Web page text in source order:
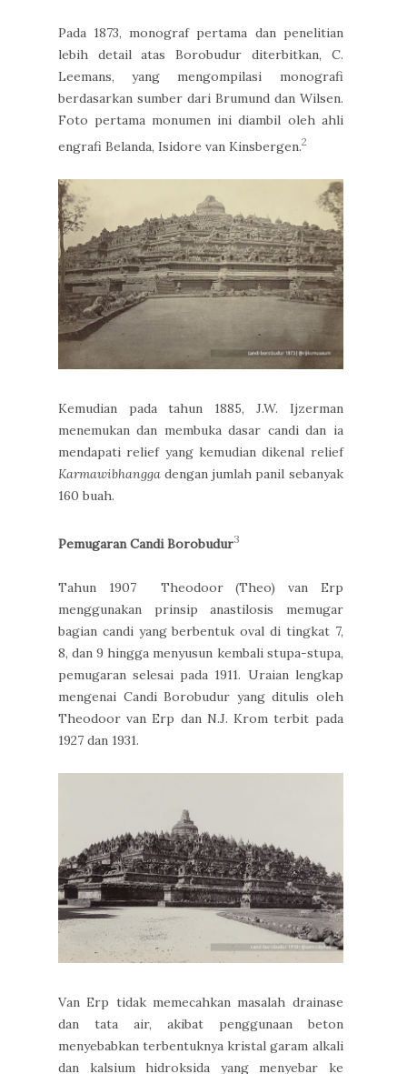
Pada 1873, monograf pertama dan penelitian
lebih detail atas Borobudur diterbitkan, C.
Leemans, yang mengompilasi monografi
berdasarkan sumber dari Brumund dan Wilsen.
Foto pertama monumen ini diambil oleh ahli
engrafi Belanda, Isidore van Kinsbergen.2
Kemudian pada tahun 1885, J.W. Ijzerman
menemukan dan membuka dasar candi dan ia
mendapati relief yang kemudian dikenal relief
Karmawibhangga dengan jumlah panil sebanyak
160 buah.
Pemugaran Candi Borobudur3
Tahun 1907 Theodoor (Theo) van Erp
menggunakan prinsip anastilosis memugar
bagian candi yang berbentuk oval di tingkat 7,
8, dan 9 hingga menyusun kembali stupa-stupa,
pemugaran selesai pada 1911. Uraian lengkap
mengenai Candi Borobudur yang ditulis oleh
Theodoor van Erp dan N.J. Krom terbit pada
1927 dan 1931.
Van Erp tidak memecahkan masalah drainase
dan tata air, akibat penggunaan beton
menyebabkan terbentuknya kristal garam alkali
dan kalsium hidroksida yang menyebar ke